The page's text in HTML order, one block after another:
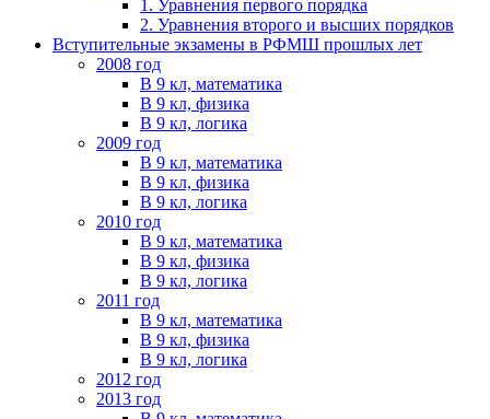
1. Уравнения первого порядка
2. Уравнения второго и высших порядков
Вступительные экзамены в РФМШ прошлых лет
2008 год
В 9 кл, математика
В 9 кл, физика
В 9 кл, логика
2009 год
В 9 кл, математика
В 9 кл, физика
В 9 кл, логика
2010 год
В 9 кл, математика
В 9 кл, физика
В 9 кл, логика
2011 год
В 9 кл, математика
В 9 кл, физика
В 9 кл, логика
2012 год
2013 год